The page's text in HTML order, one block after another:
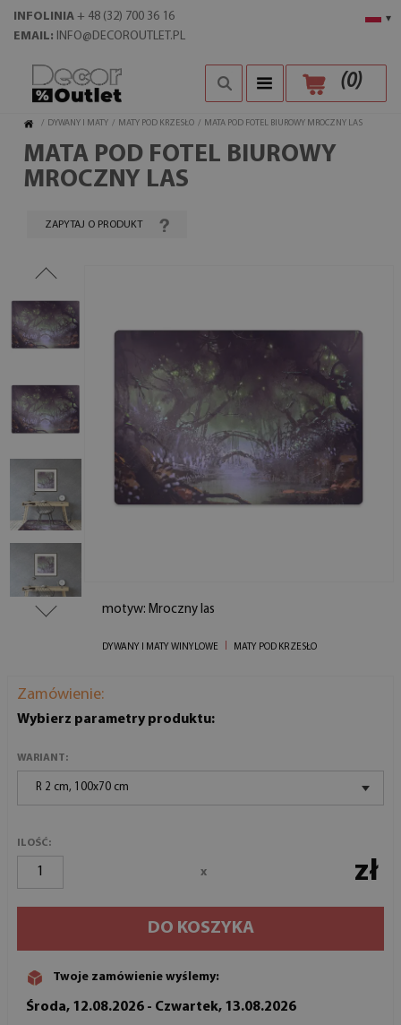
▾
INFOLINIA + 48 (32) 700 36 16
EMAIL: INFO@DECOROUTLET.PL
(0)
/ DYWANY I MATY / MATY POD KRZESŁO / MATA POD FOTEL BIUROWY MROCZNY LAS
MATA POD FOTEL BIUROWY
MROCZNY LAS
ZAPYTAJ O PRODUKT
motyw: Mroczny las
DYWANY I MATY WINYLOWE MATY POD KRZESŁO
Zamówienie:
Wybierz parametry produktu:
WARIANT:
R 2 cm, 100x70 cm
ILOŚĆ:
x zł
DO KOSZYKA
Twoje zamówienie wyślemy:
Środa, 12.08.2026 - Czwartek, 13.08.2026